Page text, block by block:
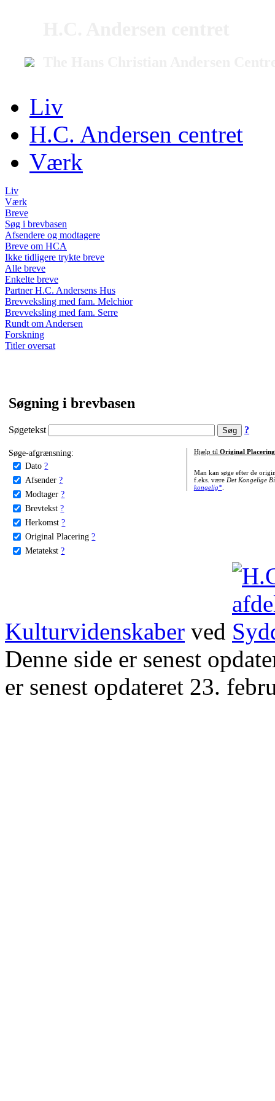
Liv
H.C. Andersen centret
Værk
Liv
Værk
Breve
Søg i brevbasen
Afsendere og modtagere
Breve om HCA
Ikke tidligere trykte breve
Alle breve
Enkelte breve
Partner H.C. Andersens Hus
Brevveksling med fam. Melchior
Brevveksling med fam. Serre
Rundt om Andersen
Forskning
Titler oversat
Søgning i brevbasen
Søgetekst ?
Søge-afgrænsning:
Dato ?
Afsender ?
Modtager ?
Brevtekst ?
Herkomst ?
Original Placering ?
Metatekst ?
Hjælp til Original Placering
Man kan søge efter de
f.eks. være Det Kongelige
kongelig*.
Kulturvidenskaber ved
Denne side er senest
er senest opdateret 23.